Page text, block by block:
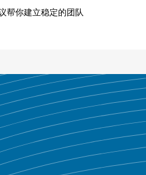
帮你建立稳定的团队